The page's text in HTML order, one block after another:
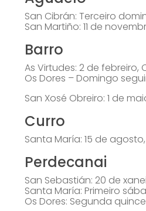
San Cibrán: Terceiro
San Martiño: 11 de
Barro
As Virtudes: 2 de febreiro,
Os Dores – Domingo
San Xosé Obreiro: 1 de
Curro
Santa María: 15 de
Perdecanai
San Sebastián: 20 de
Santa María: Primeiro
Os Dores: Segunda